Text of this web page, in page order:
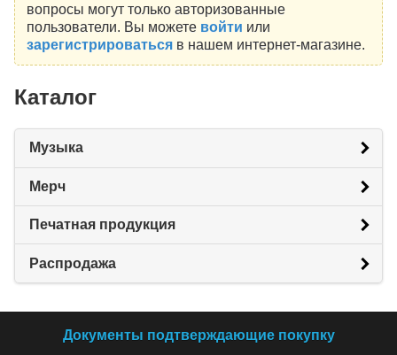
вопросы могут только авторизованные
пользователи. Вы можете войти или
зарегистрироватьсяв нашем интернет-магазине.
Каталог
Музыка
Мерч
Печатная продукция
Распродажа
Документы подтверждающие покупку